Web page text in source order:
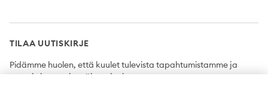
TILAA UUTISKIRJE
Pidämme huolen, että kuulet tulevista tapahtumistamme ja
uutuuksista ensimmäisten joukossa.